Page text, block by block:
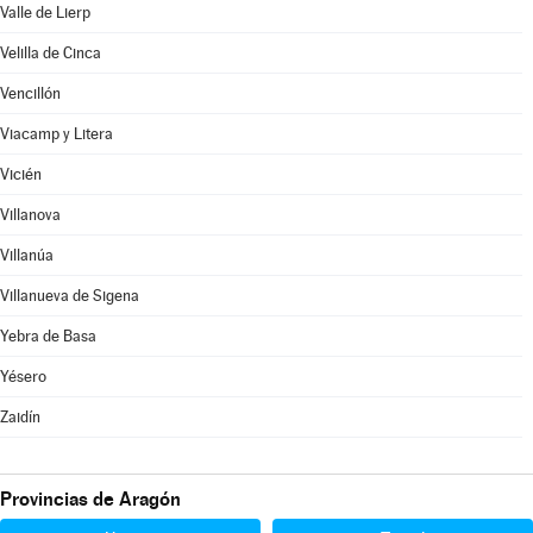
Valle de Lierp
Velilla de Cinca
Vencillón
Viacamp y Litera
Vicién
Villanova
Villanúa
Villanueva de Sigena
Yebra de Basa
Yésero
Zaidín
Provincias de Aragón